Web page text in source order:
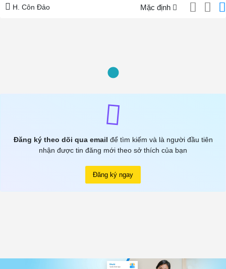
H. Côn Đảo Mặc định
Đăng ký theo dõi qua email để tìm kiếm và là người đầu tiên
nhận được tin đăng mới theo sở thích của bạn
Đăng ký ngay